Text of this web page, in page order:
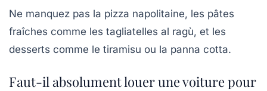
Ne manquez pas la pizza napolitaine, les pâtes
fraîches comme les tagliatelles al ragù, et les
desserts comme le tiramisu ou la panna cotta.
Faut-il absolument louer une voiture pour